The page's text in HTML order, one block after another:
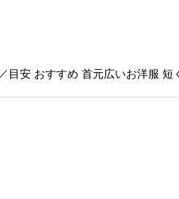
目安 おすすめ 首元広いお洋服 短